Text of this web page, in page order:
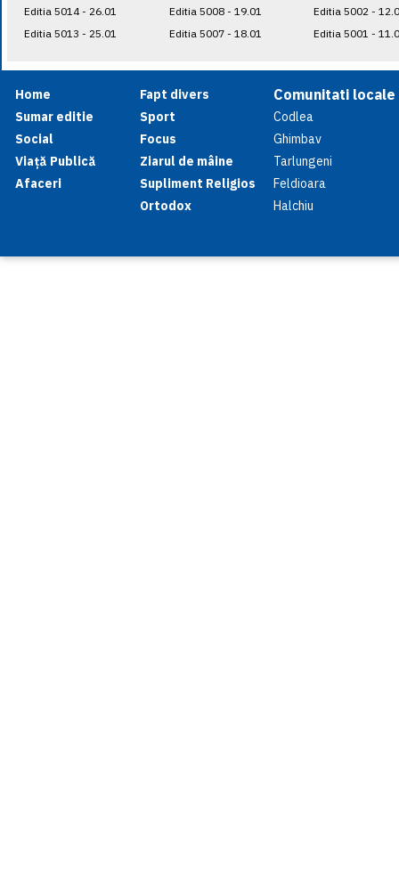
Editia 5014 - 26.01
Editia 5013 - 25.01
Editia 5008 - 19.01
Editia 5007 - 18.01
Editia 5002 -
Editia 5001 -
Home
Sumar editie
Social
Viață Publică
Afaceri
Fapt divers
Sport
Focus
Ziarul de mâine
Supliment Religios
Ortodox
Comunitati locale
Codlea
Ghimbav
Tarlungeni
Feldioara
Halchiu